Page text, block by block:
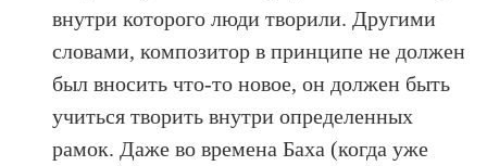
внутри которого люди творили. Другими
словами, композитор в принципе не должен
был вносить что-то новое, он должен быть
учиться творить внутри определенных
рамок. Даже во времена Баха (когда уже